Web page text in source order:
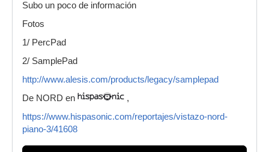
Subo un poco de información
Fotos
1/ PercPad
2/ SamplePad
http://www.alesis.com/products/legacy/samplepad
De NORD en
,
https://www.hispasonic.com/reportajes/vistazo-nord-
piano-3/41608